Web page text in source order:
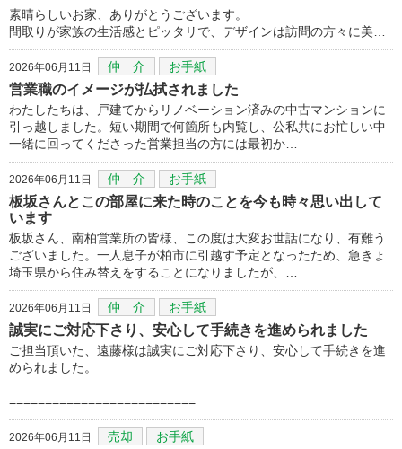
素晴らしいお家、ありがとうございます。
間取りが家族の生活感とピッタリで、デザインは訪問の方々に美…
2026年06月11日 仲 介 お手紙
営業職のイメージが払拭されました
わたしたちは、戸建てからリノベーション済みの中古マンションに
引っ越しました。短い期間で何箇所も内覧し、公私共にお忙しい中
一緒に回ってくださった営業担当の方には最初か…
2026年06月11日 仲 介 お手紙
板坂さんとこの部屋に来た時のことを今も時々思い出して
います
板坂さん、南柏営業所の皆様、この度は大変お世話になり、有難う
ございました。一人息子が柏市に引越す予定となったため、急きょ
埼玉県から住み替えをすることになりましたが、…
2026年06月11日 仲 介 お手紙
誠実にご対応下さり、安心して手続きを進められました
ご担当頂いた、遠藤様は誠実にご対応下さり、安心して手続きを進
められました。
==========================
2026年06月11日 売却 お手紙